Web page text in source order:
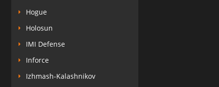
Hogue
Holosun
IMI Defense
Inforce
Izhmash-Kalashnikov